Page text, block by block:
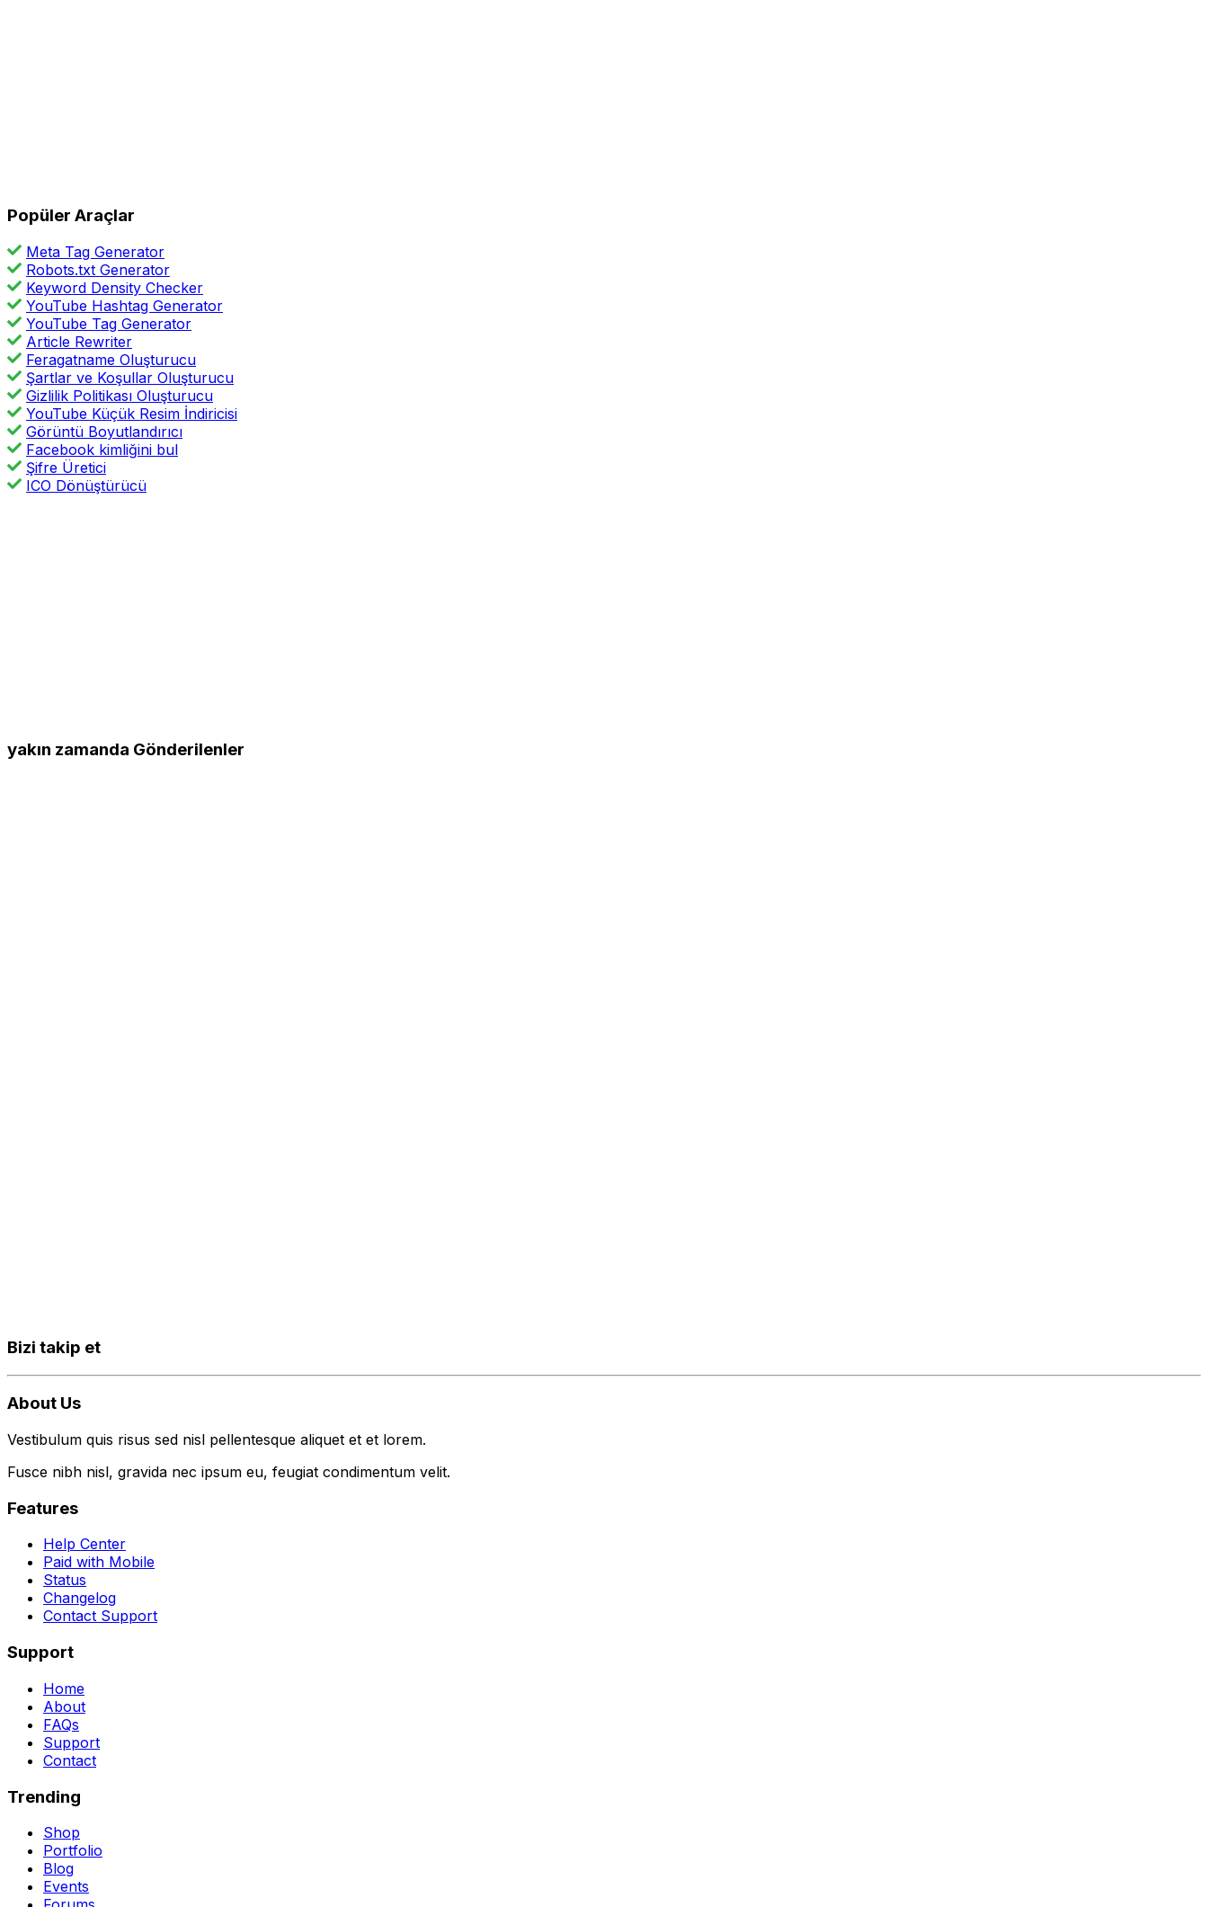
Popüler Araçlar
Meta Tag Generator
Robots.txt Generator
Keyword Density Checker
YouTube Hashtag Generator
YouTube Tag Generator
Article Rewriter
Feragatname Oluşturucu
Şartlar ve Koşullar Oluşturucu
Gizlilik Politikası Oluşturucu
YouTube Küçük Resim İndiricisi
Görüntü Boyutlandırıcı
Facebook kimliğini bul
Şifre Üretici
ICO Dönüştürücü
yakın zamanda Gönderilenler
Bizi takip et
About Us
Vestibulum quis risus sed nisl pellentesque aliquet et et lorem.
Fusce nibh nisl, gravida nec ipsum eu, feugiat condimentum velit.
Features
Help Center
Paid with Mobile
Status
Changelog
Contact Support
Support
Home
About
FAQs
Support
Contact
Trending
Shop
Portfolio
Blog
Events